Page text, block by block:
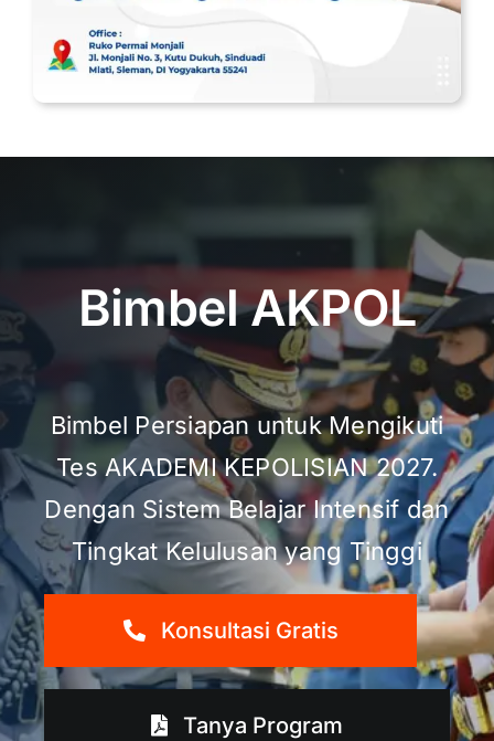
Bimbel AKPOL
Bimbel Persiapan untuk Mengikuti
Tes AKADEMI KEPOLISIAN 2027.
Dengan Sistem Belajar Intensif dan
Tingkat Kelulusan yang Tinggi
Konsultasi Gratis
Tanya Program